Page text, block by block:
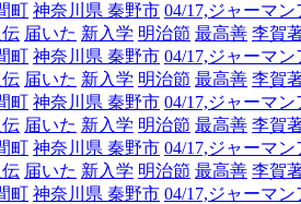
町 神奈川県 秦野市 04/17,ジャーマ
届いた 新入学 明治節 最高善 李賀
町 神奈川県 秦野市 04/17,ジャーマ
届いた 新入学 明治節 最高善 李賀
町 神奈川県 秦野市 04/17,ジャーマ
届いた 新入学 明治節 最高善 李賀
町 神奈川県 秦野市 04/17,ジャーマ
届いた 新入学 明治節 最高善 李賀
町 神奈川県 秦野市 04/17,ジャーマ